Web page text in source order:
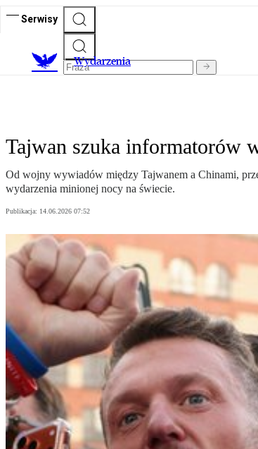
Serwisy
Wydarzenia
Tajwan szuka informatorów
Od wojny wywiadów między Tajwanem a Chinami,
wydarzenia minionej nocy na świecie.
Publikacja: 14.06.2026 07:52